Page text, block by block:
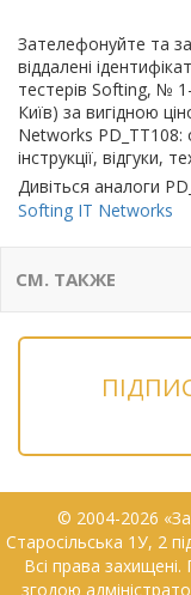
Зателефонуйте та
віддалені
тестерів Softing, №
Київ) за вигідною
Networks PD_TT108:
інструкції, відгуки,
Дивіться аналоги
Softing IT Networks
СМ. ТАКЖЕ
© 2004-2026
Старосільська 1У, 2
Всі права
згодою